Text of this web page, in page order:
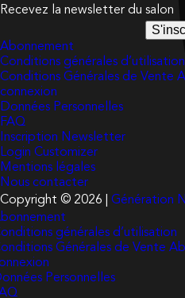
Recevez la newsletter du salon
Abonnement
Conditions générales d’utilisation
Conditions Générales de Vente
connexion
Données Personnelles
FAQ
Inscription Newsletter
Login Customizer
Mentions légales
Nous contacter
Copyright © 2026 | Génération
générales d’utilisation
Générales de Vente
Personnelles